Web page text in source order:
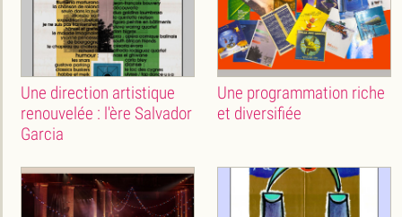
Une direction artistique
renouvelée : l'ère Salvador
Garcia
Une programmation riche
et diversifiée